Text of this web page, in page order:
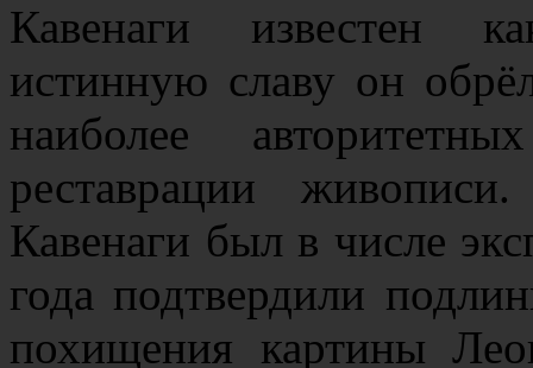
Кавенаги известен
истинную славу он
наиболее
реставрации
Кавенаги был в числе
года подтвердили
похищения картины